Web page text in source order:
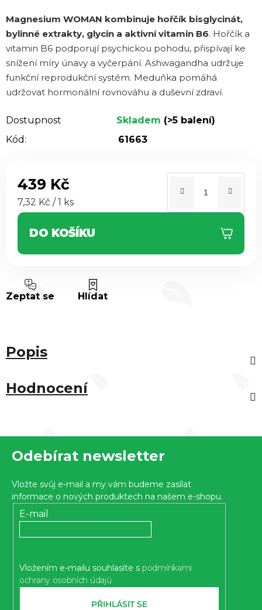
Magnesium WOMAN kombinuje hořčík bisglycinát,
bylinné extrakty, glycin a aktivní vitamin B6. Hořčík a
vitamin B6 podporují psychickou pohodu, přispívají ke
snížení míry únavy a vyčerpání. Ashwagandha udržuje
funkční reprodukční systém. Meduňka pomáhá
udržovat hormonální rovnováhu a duševní zdraví.
Dostupnost Skladem (>5 balení)
Kód:
61663
439 Kč
Měrná cena:
7,32 Kč / 1 ks
DO KOŠÍKU
Zeptat se Hlídat
Popis
Hodnocení
Odebírat newsletter
Vložte svůj e-mail a my vám budeme zasílat
informace o nových produktech na našem e-shopu.
E-mail
Vložením e-mailu souhlasíte s podmínkami
ochrany osobních údajů
PŘIHLÁSIT SE